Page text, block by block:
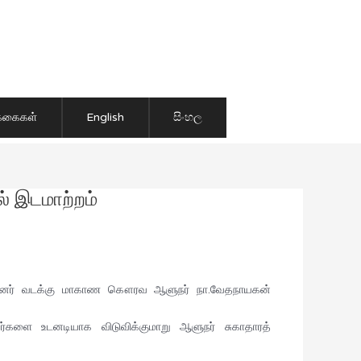
English සිංහල
இடமாற்றம்
வடக்கு மாகாண கௌரவ ஆளுநர் நா.வேதநாயகன்
உடனடியாக விடுவிக்குமாறு ஆளுநர் சுகாதாரத்